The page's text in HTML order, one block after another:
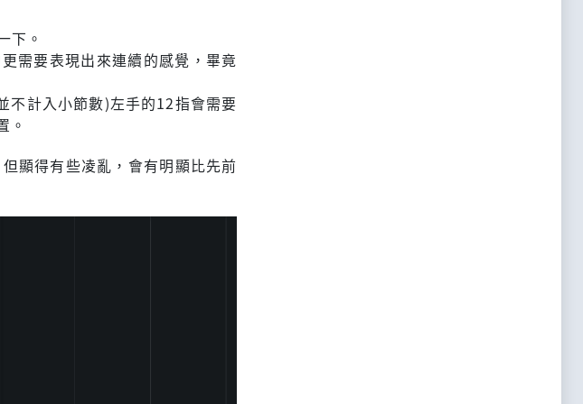
下。
需要表現出來連續的感覺，畢竟
不計入小節數)左手的12指會需要
。
顯得有些凌亂，會有明顯比先前